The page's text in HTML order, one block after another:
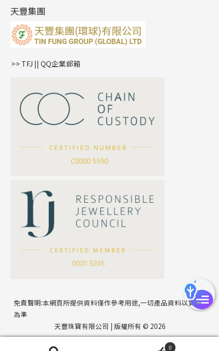
公司名稱
聯絡電話
雙十字鏈系列
水波鏈系列
蛇骨鏈系列
鏈尾系列
嘴唇鏈系列
S車花鏈系列
珍珠鏈系列
坦克鏈系列
滿天星鏈系列
方假繩鏈系列
耳環扣系列
耳綫/耳鈎系列
耳環爪頭
耳環
字母吊墜
相盒吊墜
項鏈吊墜
生肖吊墜
星座吊墜
珠扣
天豐集團
>> TFJ || QQ企業郵箱
免責聲明:本網頁所提供資料僅作參考用途,一切產品資料以實物
為準
天豐珠寶有限公司 | 版權所有 © 2026
0